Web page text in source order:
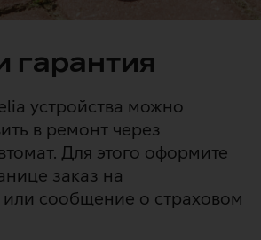
гарантия
устройства можно
в ремонт через
Для этого оформите
заказ на
сообщение о страховом